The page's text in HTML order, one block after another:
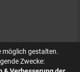
möglich gestalten.
Zwecke: